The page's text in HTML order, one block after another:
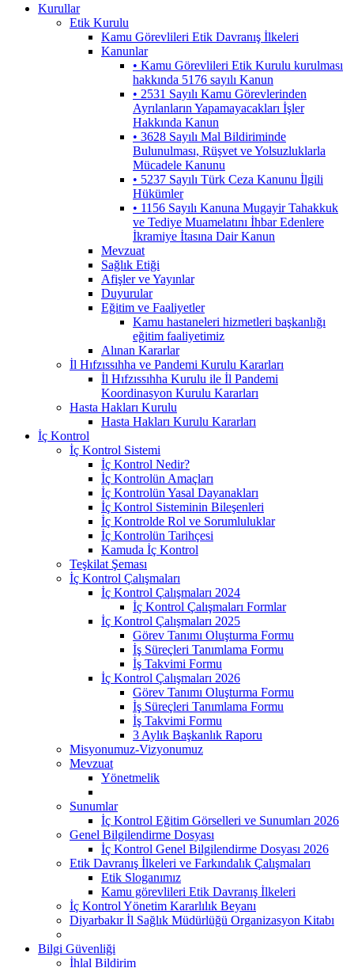
Kurullar
Etik Kurulu
Kamu Görevlileri Etik Davranış İlkeleri
Kanunlar
• Kamu Görevlileri Etik Kurulu kurulması
hakkında 5176 sayılı Kanun
• 2531 Sayılı Kamu Görevlerinden
Ayrılanların Yapamayacakları İşler
Hakkında Kanun
• 3628 Sayılı Mal Bildiriminde
Bulunulması, Rüşvet ve Yolsuzluklarla
Mücadele Kanunu
• 5237 Sayılı Türk Ceza Kanunu İlgili
Hükümler
• 1156 Sayılı Kanuna Mugayir Tahakkuk
ve Tediye Muamelatını İhbar Edenlere
İkramiye İtasına Dair Kanun
Mevzuat
Sağlık Etiği
Afişler ve Yayınlar
Duyurular
Eğitim ve Faaliyetler
Kamu hastaneleri hizmetleri başkanlığı
eğitim faaliyetimiz
Alınan Kararlar
İl Hıfzıssıhha ve Pandemi Kurulu Kararları
İl Hıfzıssıhha Kurulu ile İl Pandemi
Koordinasyon Kurulu Kararları
Hasta Hakları Kurulu
Hasta Hakları Kurulu Kararları
İç Kontrol
İç Kontrol Sistemi
İç Kontrol Nedir?
İç Kontrolün Amaçları
İç Kontrolün Yasal Dayanakları
İç Kontrol Sisteminin Bileşenleri
İç Kontrolde Rol ve Sorumluluklar
İç Kontrolün Tarihçesi
Kamuda İç Kontrol
Teşkilat Şeması
İç Kontrol Çalışmaları
İç Kontrol Çalışmaları 2024
İç Kontrol Çalışmaları Formlar
İç Kontrol Çalışmaları 2025
Görev Tanımı Oluşturma Formu
İş Süreçleri Tanımlama Formu
İş Takvimi Formu
İç Kontrol Çalışmaları 2026
Görev Tanımı Oluşturma Formu
İş Süreçleri Tanımlama Formu
İş Takvimi Formu
3 Aylık Başkanlık Raporu
Misyonumuz-Vizyonumuz
Mevzuat
Yönetmelik
Sunumlar
İç Kontrol Eğitim Görselleri ve Sunumları 2026
Genel Bilgilendirme Dosyası
İç Kontrol Genel Bilgilendirme Dosyası 2026
Etik Davranış İlkeleri ve Farkındalık Çalışmaları
Etik Sloganımız
Kamu görevlileri Etik Davranış İlkeleri
İç Kontrol Yönetim Kararlılık Beyanı
Diyarbakır İl Sağlık Müdürlüğü Organizasyon Kitabı
Bilgi Güvenliği
İhlal Bildirim